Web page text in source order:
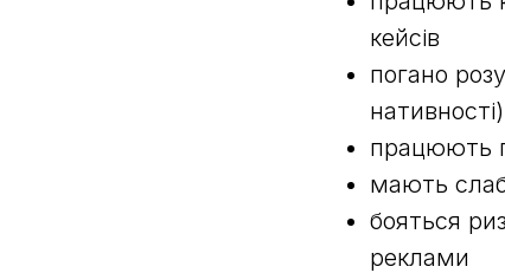
кейсів
погано
нативності)
працюють
мають
бояться
реклами